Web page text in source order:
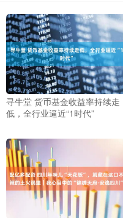
寻牛堂 货币基金收益率持续走
低，全行业逼近“1时代”